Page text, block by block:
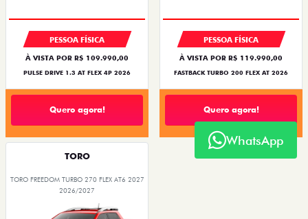
PESSOA FÍSICA
À VISTA POR R$ 109.990,00
PULSE DRIVE 1.3 AT FLEX 4P 2026
Quero agora!
PESSOA FÍSICA
À VISTA POR R$ 119.990,00
FASTBACK TURBO 200 FLEX AT 2026
Quero agora!
TORO
TORO FREEDOM TURBO 270 FLEX AT6 2027
2026/2027
WhatsApp